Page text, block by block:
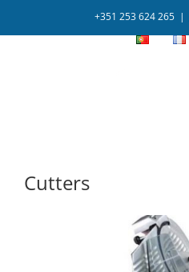
+351 253 624 265 |
Cutters